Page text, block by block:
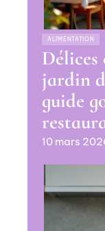
ALIMENTATION
Délices
jardin
guide
10 mars